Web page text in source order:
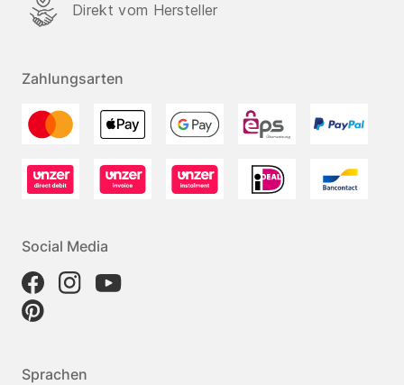
Direkt vom Hersteller
Zahlungsarten
Social Media
Sprachen